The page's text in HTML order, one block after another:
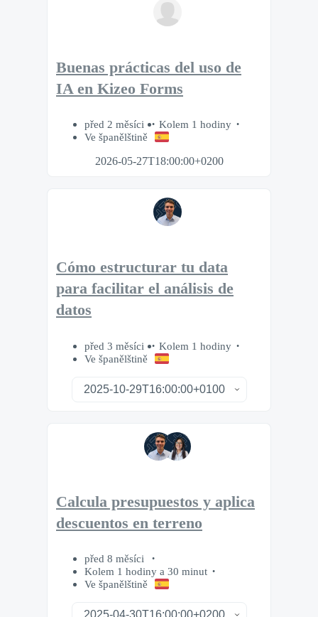
Buenas prácticas del uso de
IA en Kizeo Forms
před 2 měsíci
Kolem 1 hodiny
Ve španělštině
2026-05-27T18:00:00+0200
Cómo estructurar tu data
para facilitar el análisis de
datos
před 3 měsíci
Kolem 1 hodiny
Ve španělštině
Calcula presupuestos y aplica
descuentos en terreno
před 8 měsíci
Kolem 1 hodiny a 30 minut
Ve španělštině